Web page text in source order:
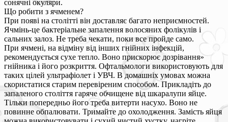
сонячні окуляри.
Що робити з ячменем?
При появі на столітті він доставляє багато неприємностей.
Ячмінь-це бактеріальне запалення волосяних фолікулів і
сальних залоз. Не треба чекати, поки все пройде само.
При ячмені, на відміну від інших гнійних інфекцій,
рекомендується сухе тепло. Воно прискорює дозрівання»
гнійника і його розкриття. Офтальмологи використовують для
таких цілей ультрафіолет і УВЧ. В домашніх умовах можна
скористатися старим перевіреним способом. Прикладіть до
запаленого століття гаряче обчищене від шкаралупи яйце.
Тільки попередньо його треба витерти насухо. Воно не
повинне обпалювати. Тримайте до охолодження. Замість яйця